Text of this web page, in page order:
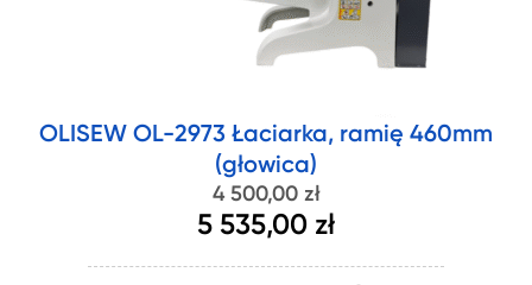
OLISEW OL-2973 Łaciarka, ramię 460mm
(głowica)
4 500,00 zł
5 535,00 zł